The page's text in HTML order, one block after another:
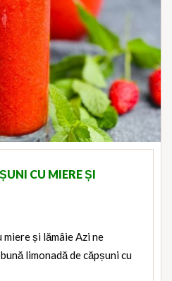
CU MIERE ȘI
miere și lămâie Azi ne
limonadă de căpșuni cu